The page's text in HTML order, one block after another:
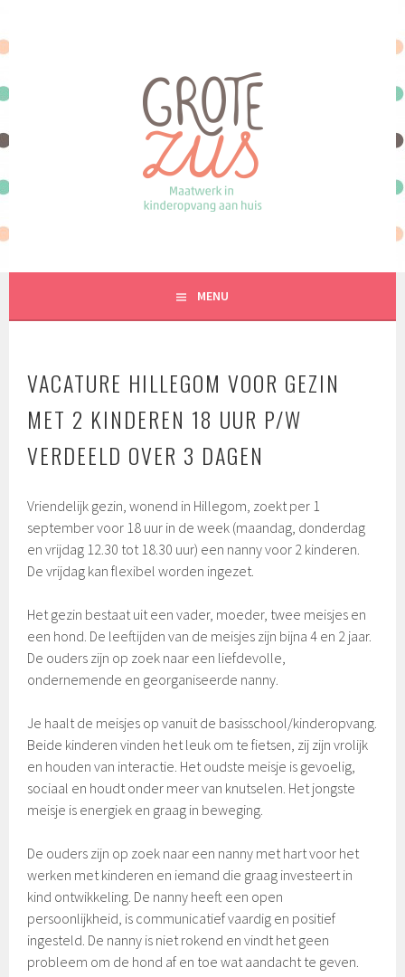
inhoud
MENU
VACATURE HILLEGOM VOOR GEZIN
MET 2 KINDEREN 18 UUR P/W
VERDEELD OVER 3 DAGEN
Vriendelijk gezin, wonend in Hillegom, zoekt per 1
september voor 18 uur in de week (maandag, donderdag
en vrijdag 12.30 tot 18.30 uur) een nanny voor 2 kinderen.
De vrijdag kan flexibel worden ingezet.
Het gezin bestaat uit een vader, moeder, twee meisjes en
een hond. De leeftijden van de meisjes zijn bijna 4 en 2 jaar.
De ouders zijn op zoek naar een liefdevolle,
ondernemende en georganiseerde nanny.
Je haalt de meisjes op vanuit de basisschool/kinderopvang.
Beide kinderen vinden het leuk om te fietsen, zij zijn vrolijk
en houden van interactie. Het oudste meisje is gevoelig,
sociaal en houdt onder meer van knutselen. Het jongste
meisje is energiek en graag in beweging.
De ouders zijn op zoek naar een nanny met hart voor het
werken met kinderen en iemand die graag investeert in
kind ontwikkeling. De nanny heeft een open
persoonlijkheid, is communicatief vaardig en positief
ingesteld. De nanny is niet rokend en vindt het geen
probleem om de hond af en toe wat aandacht te geven.